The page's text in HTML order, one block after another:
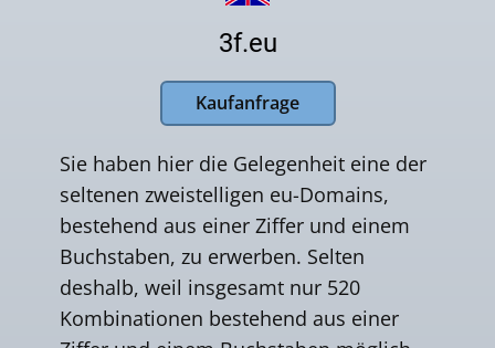
3f.eu
Kaufanfrage
Sie haben hier die Gelegenheit eine der
seltenen zweistelligen eu-Domains,
bestehend aus einer Ziffer und einem
Buchstaben, zu erwerben. Selten
deshalb, weil insgesamt nur 520
Kombinationen bestehend aus einer